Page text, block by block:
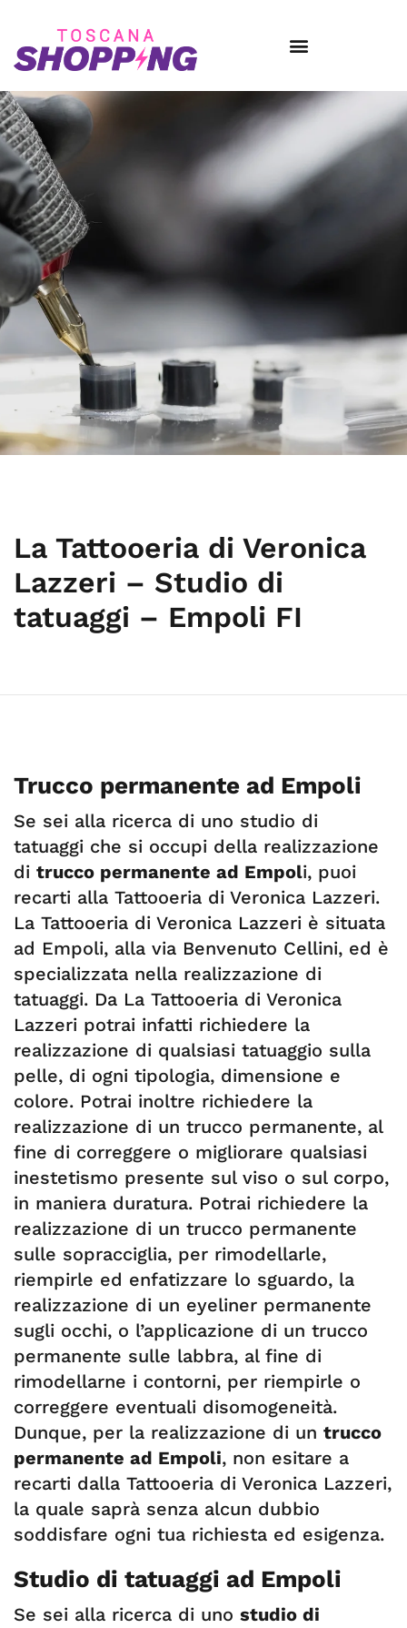
La Tattooeria di Veronica
Lazzeri – Studio di
tatuaggi – Empoli FI
Trucco permanente ad Empoli
Se sei alla ricerca di uno studio di
tatuaggi che si occupi della realizzazione
di trucco permanente ad Empoli, puoi
recarti alla Tattooeria di Veronica Lazzeri.
La Tattooeria di Veronica Lazzeri è situata
ad Empoli, alla via Benvenuto Cellini, ed è
specializzata nella realizzazione di
tatuaggi. Da La Tattooeria di Veronica
Lazzeri potrai infatti richiedere la
realizzazione di qualsiasi tatuaggio sulla
pelle, di ogni tipologia, dimensione e
colore. Potrai inoltre richiedere la
realizzazione di un trucco permanente, al
fine di correggere o migliorare qualsiasi
inestetismo presente sul viso o sul corpo,
in maniera duratura. Potrai richiedere la
realizzazione di un trucco permanente
sulle sopracciglia, per rimodellarle,
riempirle ed enfatizzare lo sguardo, la
realizzazione di un eyeliner permanente
sugli occhi, o l’applicazione di un trucco
permanente sulle labbra, al fine di
rimodellarne i contorni, per riempirle o
correggere eventuali disomogeneità.
Dunque, per la realizzazione di un trucco
permanente ad Empoli, non esitare a
recarti dalla Tattooeria di Veronica Lazzeri,
la quale saprà senza alcun dubbio
soddisfare ogni tua richiesta ed esigenza.
Studio di tatuaggi ad Empoli
Se sei alla ricerca di uno studio di